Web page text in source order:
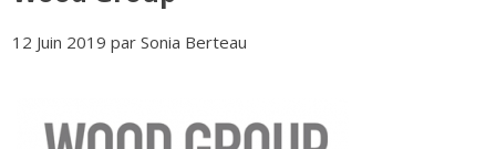
12 Juin 2019 par Sonia Berteau